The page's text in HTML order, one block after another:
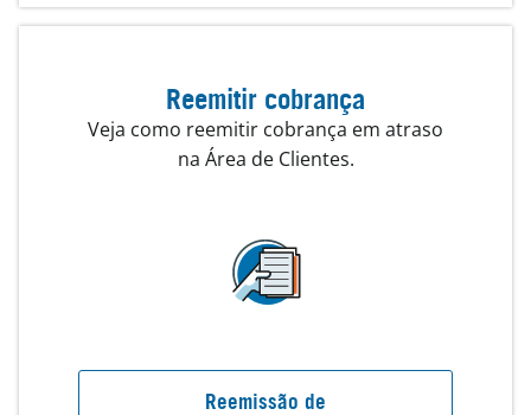
Reemitir cobrança
Veja como reemitir cobrança em atraso
na Área de Clientes.
Reemissão de